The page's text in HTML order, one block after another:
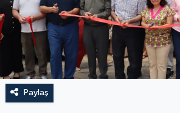
Paylaş
RESMİ İLAN